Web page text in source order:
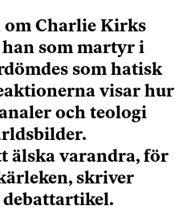
om Charlie Kirks
han som martyr i
som hatisk
visar hur
och teologi
älska varandra, för
skriver